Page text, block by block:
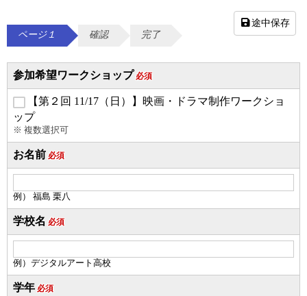
ページ１ 確認 完了
参加希望ワークショップ 必須
【第２回 11/17（日）】映画・ドラマ制作ワークショ
ップ
※ 複数選択可
お名前 必須
例） 福島 栗八
学校名 必須
例）デジタルアート高校
学年 必須
途中保存